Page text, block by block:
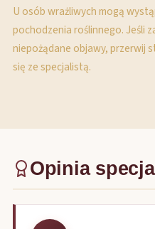
U osób wrażliwych mogą
pochodzenia roślinnego. Jeśli
niepożądane objawy, przerwij
się ze specjalistą.
Opinia